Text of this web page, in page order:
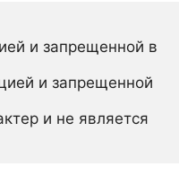
и запрещенной в
и запрещенной
и не является